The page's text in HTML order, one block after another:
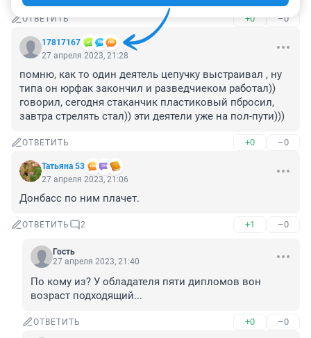
ОТВЕТИТЬ +0 –0
17817167
27 апреля 2023, 21:28
помню, как то один деятель цепучку выстраивал , ну
типа он юрфак закончил и разведчиеком работал))
говорил, сегодня стаканчик пластиковый пбросил,
завтра стрелять стал)) эти деятели уже на пол-пути)))
ОТВЕТИТЬ +0 –0
Татьяна 53
27 апреля 2023, 21:06
Донбасс по ним плачет.
ОТВЕТИТЬ 2 +1 –0
Гость
27 апреля 2023, 21:40
По кому из? У обладателя пяти дипломов вон
возраст подходящий...
ОТВЕТИТЬ +0 –0